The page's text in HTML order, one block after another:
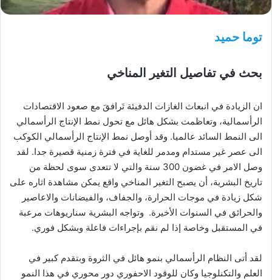
توما حميد
بحث في تفاصيل التغير المناخي
ان الزيادة في انبعاث الغازات الدفيئة تَرافقَ مع صعود الاقتصادات
الرأسمالية، وتعاظمت بشكل هائل مع تحول نمط الإنتاج الرأسمالي
الى النمط السائد عالميا. وقد أوصل نمط الإنتاج الرأسمالي الكوكب
الى عصر غير مستدام ومدمر للغاية في فترة زمنية قصيرة جدا. لقد
وصل الامر في غضون 300 سنة والتي لا تتعدى سوى لحظة من
تاريخ البشرية، أن يصبح التغير المناخي واقع يمكن مشاهدة اثاره على
شكل زيادة في موجات الحرارة، والجفاف، والفيضانات والاعاصير
والحرائق في السنوات الأخيرة. وتواجه البشرية سناريوهات مرعبة
في المستقبل وخاصة إذا لم نقم بإجراءات فاعلة وبشكل فوري.
لقد أتى النظام الرأسمالي بنمو هائل في الثروة وبتقدم كبير في
العلم والتكنلوجيا وكان للوقود الاحفوري دور محوري في هذا النمو